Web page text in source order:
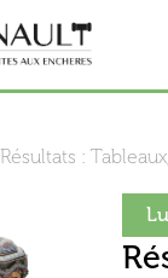
Résultats :